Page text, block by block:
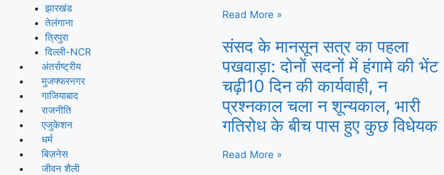
झारखंड
तेलंगाना
त्रिपुरा
दिल्ली-NCR
अंतर्राष्ट्रीय
मुजफ्फरनगर
गाजियाबाद
राजनीति
एजुकेशन
धर्म
बिज़नेस
जीवन शैली
Read More »
संसद के मानसून सत्र का पहला
पखवाड़ा: दोनों सदनों में हंगामे की भेंट
चढ़ी10 दिन की कार्यवाही, न
प्रश्नकाल चला न शून्यकाल, भारी
गतिरोध के बीच पास हुए कुछ विधेयक
Read More »